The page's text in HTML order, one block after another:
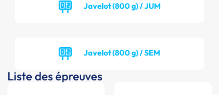
Javelot (800 g) / JUM
Javelot (800 g) / SEM
Liste des épreuves